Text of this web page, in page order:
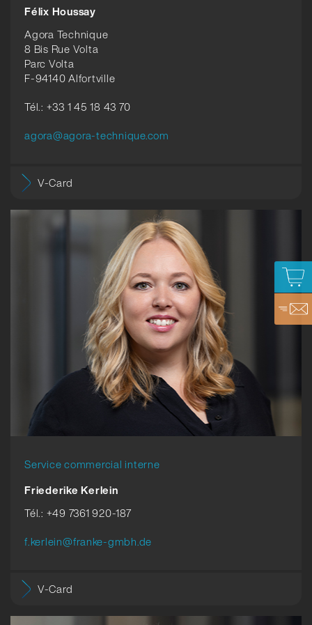
Félix Houssay
Agora Technique
8 Bis Rue Volta
Parc Volta
F-94140 Alfortville
Tél.: +33 1 45 18 43 70
agora@agora-technique.com
V-Card
Service commercial interne
Friederike Kerlein
Tél.: +49 7361 920-187
f.kerlein@franke-gmbh.de
V-Card